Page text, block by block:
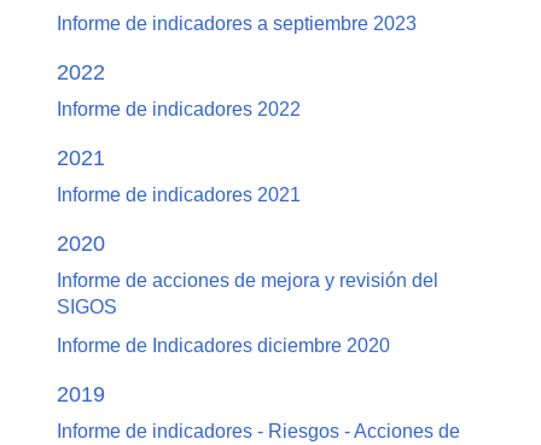
Informe de indicadores a septiembre 2023
2022
Informe de indicadores 2022
2021
Informe de indicadores 2021
2020
Informe de acciones de mejora y revisión del
SIGOS
Informe de Indicadores diciembre 2020
2019
Informe de indicadores - Riesgos - Acciones de